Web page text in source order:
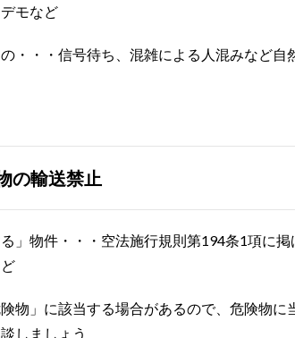
モなど
の・・・信号待ち、混雑による人混みなど自
の輸送禁止
る」物件・・・空法施行規則第194条1項に
物」に該当する場合があるので、危険物に
しましょう